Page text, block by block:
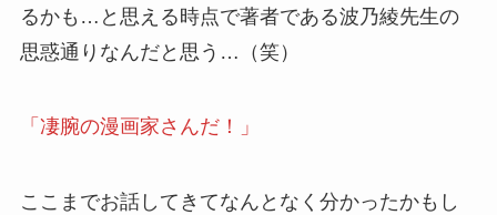
るかも…と思える時点で著者である波乃綾先生の
思惑通りなんだと思う…（笑）
「凄腕の漫画家さんだ！」
ここまでお話してきてなんとなく分かったかもし